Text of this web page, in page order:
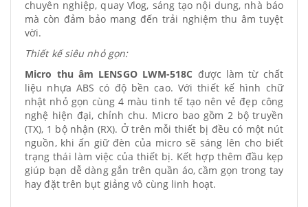
chuyên nghiệp, quay Vlog, sáng tạo nội dung, nhà báo
mà còn đảm bảo mang đến trải nghiệm thu âm tuyệt
vời.
Thiết kế siêu nhỏ gọn:
Micro thu âm LENSGO LWM-518C được làm từ chất
liệu nhựa ABS có độ bền cao. Với thiết kế hình chữ
nhật nhỏ gọn cùng 4 màu tinh tế tạo nên vẻ đẹp công
nghệ hiện đại, chỉnh chu. Micro bao gồm 2 bộ truyền
(TX), 1 bộ nhận (RX). Ở trên mỗi thiết bị đều có một nút
nguồn, khi ấn giữ đèn của micro sẽ sáng lên cho biết
trạng thái làm việc của thiết bị. Kết hợp thêm đầu kẹp
giúp bạn dễ dàng gắn trên quần áo, cầm gọn trong tay
hay đặt trên bụt giảng vô cùng linh hoạt.